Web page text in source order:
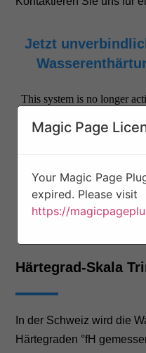
Jetzt
Härtegrad-Skala
In der Schweiz wird die
Härtegraden °fH
Magic Page
Your Magic Page
expired. Please visit
https://